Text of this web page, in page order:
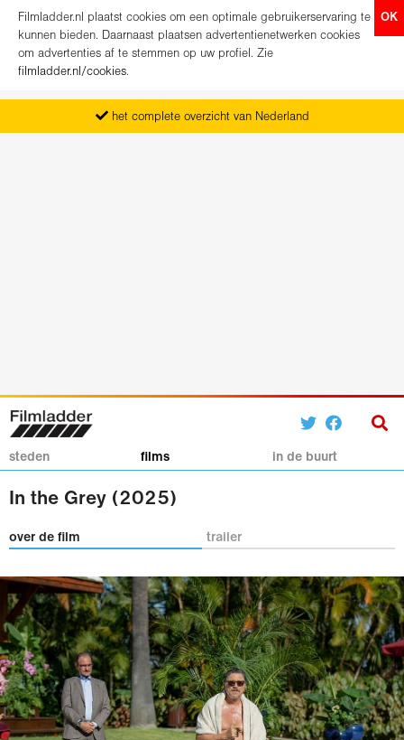
OK
Filmladder.nl plaatst cookies om een optimale gebruikerservaring te
kunnen bieden. Daarnaast plaatsen advertentienetwerken cookies
om advertenties af te stemmen op uw profiel. Zie
filmladder.nl/cookies.
het complete overzicht van Nederland
vanaf maandag het nieuwe programma
koop direct je kaartjes
steden films in de buurt
In the Grey (2025)
over de film trailer